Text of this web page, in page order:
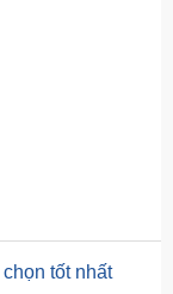
tốt nhất